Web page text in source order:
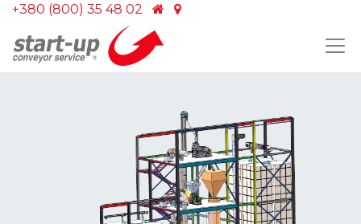
+380 (800) 35 48 02